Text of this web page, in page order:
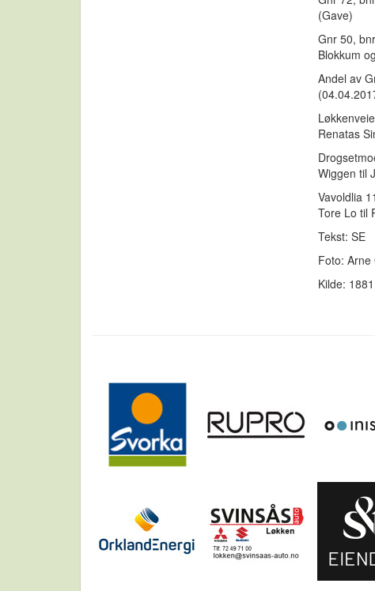
(Gave)
Gnr 50,
Blokkum
Andel av
Renatas
Wiggen til
Vavoldlia
Tore Lo til
Tekst: SE
Foto: Arne
Kilde: